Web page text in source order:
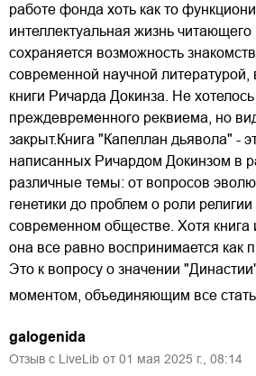
работе фонда хоть как то
интеллектуальная жизнь читающего
сохраняется возможность
современной научной литературой,
книги Ричарда Докинза. Не
преждевременного реквиема, но
закрыт.Книга "Капеллан дьявола" -
написанных Ричардом Докинзом в
различные темы: от вопросов
генетики до проблем о роли религии
современном обществе. Хотя книга
она все равно воспринимается как
Это к вопросу о значении
моментом, объединяющим все
galogenida
Отзыв с LiveLib от 01 мая 2025 г., 08:14